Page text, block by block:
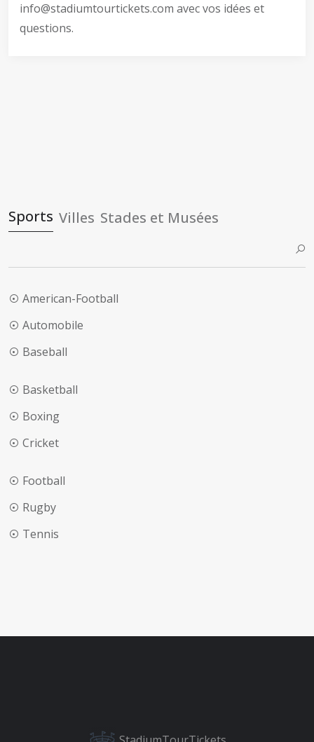
info@stadiumtourtickets.com avec vos idées et
questions.
Sports Villes Stades et Musées
American-Football
Automobile
Baseball
Basketball
Boxing
Cricket
Football
Rugby
Tennis